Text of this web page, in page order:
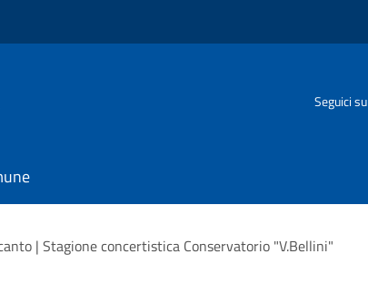
Seguici su
| Stagione concertistica Conservatorio "V.Bellini"